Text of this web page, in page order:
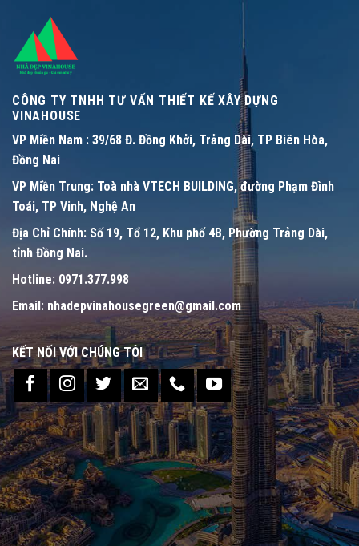
CÔNG TY TNHH TƯ VẤN THIẾT KẾ XÂY DỰNG
VINAHOUSE
VP Miền Nam : 39/68 Đ. Đồng Khởi, Trảng Dài, TP Biên Hòa,
Đồng Nai
VP Miền Trung: Toà nhà VTECH BUILDING, đường Phạm Đình
Toái, TP Vinh, Nghệ An
Địa Chỉ Chính: Số 19, Tổ 12, Khu phố 4B, Phường Trảng Dài,
tỉnh Đồng Nai.
Hotline: 0971.377.998
Email: nhadepvinahousegreen@gmail.com
KẾT NỐI VỚI CHÚNG TÔI